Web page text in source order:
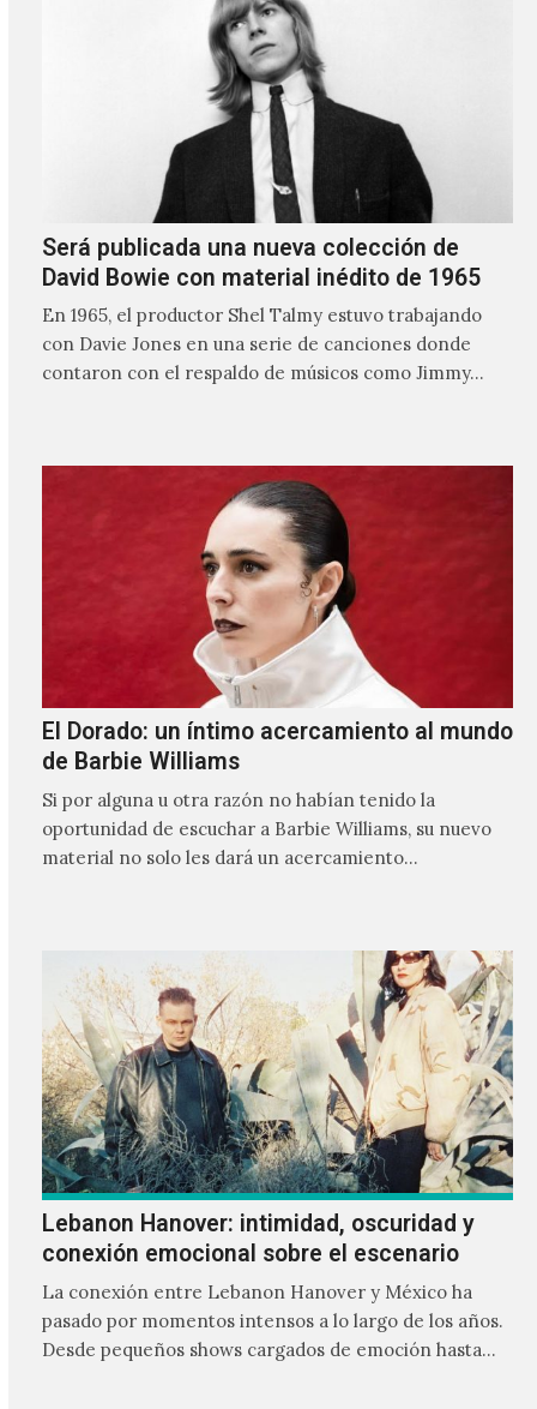
Será publicada una nueva colección de
David Bowie con material inédito de 1965
En 1965, el productor Shel Talmy estuvo trabajando
con Davie Jones en una serie de canciones donde
contaron con el respaldo de músicos como Jimmy…
El Dorado: un íntimo acercamiento al mundo
de Barbie Williams
Si por alguna u otra razón no habían tenido la
oportunidad de escuchar a Barbie Williams, su nuevo
material no solo les dará un acercamiento…
Lebanon Hanover: intimidad, oscuridad y
conexión emocional sobre el escenario
La conexión entre Lebanon Hanover y México ha
pasado por momentos intensos a lo largo de los años.
Desde pequeños shows cargados de emoción hasta